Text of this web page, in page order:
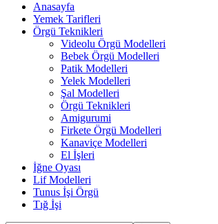
Anasayfa
Yemek Tarifleri
Örgü Teknikleri
Videolu Örgü Modelleri
Bebek Örgü Modelleri
Patik Modelleri
Yelek Modelleri
Şal Modelleri
Örgü Teknikleri
Amigurumi
Firkete Örgü Modelleri
Kanaviçe Modelleri
El İşleri
İğne Oyası
Lif Modelleri
Tunus İşi Örgü
Tığ İşi